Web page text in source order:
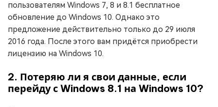
пользователям Windows 7, 8 и 8.1 бесплатное
обновление до Windows 10. Однако это
предложение действительно только до 29 июля
2016 года. После этого вам придётся приобрести
лицензию на Windows 10.
2. Потеряю ли я свои данные, если
перейду с Windows 8.1 на Windows 10?